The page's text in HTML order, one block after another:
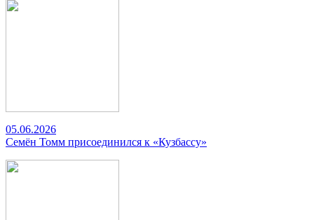
05.06.2026
Семён Томм присоединился к «Кузбассу»